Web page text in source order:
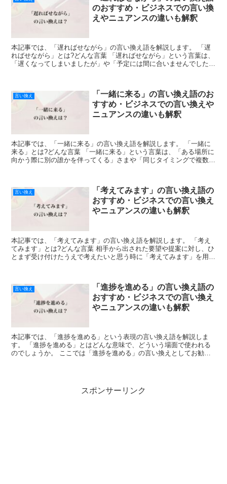
のおすすめ・ビジネスでの言い換
えやニュアンスの違いも解釈
本記事では、「遅ればせながら」の言い換え語を解説します。 「遅
ればせながら」とは?どんな言葉 「遅ればせながら」という言葉は、
「遅くなってしまいましたが」や「予定には間に合いませんでした
言い換え
「一緒に来る」の言い換え語のお
すすめ・ビジネスでの言い換えや
ニュアンスの違いも解釈
本記事では、「一緒に来る」の言い換え語を解説します。 「一緒に
来る」とは?どんな言葉 「一緒に来る」という言葉は、「ある場所に
向かう際に別の誰かを伴ってくる」さまや「同じタイミングで複数の
言い換え
「考えてみます」の言い換え語の
おすすめ・ビジネスでの言い換え
やニュアンスの違いも解釈
本記事では、「考えてみます」の言い換え語を解説します。 「考え
てみます」とは?どんな言葉 相手から出された要望や提案に対し、ひ
とまず受け付けたうえで考えたいと思う時に「考えてみます」を用い
言い換え
「進捗を進める」の言い換え語の
おすすめ・ビジネスでの言い換え
やニュアンスの違いも解釈
本記事では、「進捗を進める」という表現の言い換え語を解説しま
す。 「進捗を進める」とはどんな意味で、どういう場面で使われる
のでしょうか。 ここでは「進捗を進める」の言い換えとしてお勧め
スポンサーリンク